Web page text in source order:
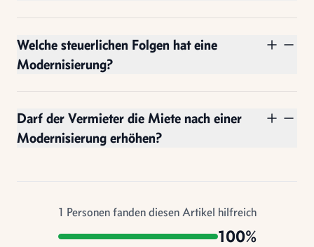
Welche steuerlichen Folgen hat eine
Modernisierung?
Darf der Vermieter die Miete nach einer
Modernisierung erhöhen?
1 Personen fanden diesen Artikel hilfreich
100%